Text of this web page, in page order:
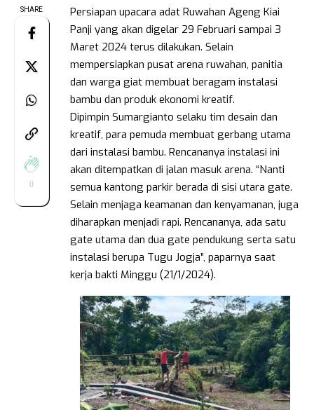
SHARE
0
Persiapan upacara adat Ruwahan Ageng Kiai
Panji yang akan digelar 29 Februari sampai 3
Maret 2024 terus dilakukan. Selain
mempersiapkan pusat arena ruwahan, panitia
dan warga giat membuat beragam instalasi
bambu dan produk ekonomi kreatif.
Dipimpin Sumargianto selaku tim desain dan
kreatif, para pemuda membuat gerbang utama
dari instalasi bambu. Rencananya instalasi ini
akan ditempatkan di jalan masuk arena. “Nanti
semua kantong parkir berada di sisi utara gate.
Selain menjaga keamanan dan kenyamanan, juga
diharapkan menjadi rapi. Rencananya, ada satu
gate utama dan dua gate pendukung serta satu
instalasi berupa Tugu Jogja”, paparnya saat
kerja bakti Minggu (21/1/2024).